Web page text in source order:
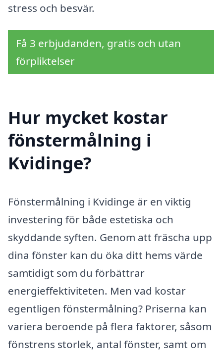
stress och besvär.
Få 3 erbjudanden, gratis och utan
förpliktelser
Hur mycket kostar
fönstermålning i
Kvidinge?
Fönstermålning i Kvidinge är en viktig
investering för både estetiska och
skyddande syften. Genom att fräscha upp
dina fönster kan du öka ditt hems värde
samtidigt som du förbättrar
energieffektiviteten. Men vad kostar
egentligen fönstermålning? Priserna kan
variera beroende på flera faktorer, såsom
fönstrens storlek, antal fönster, samt om